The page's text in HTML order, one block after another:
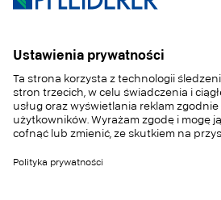
PRODUKTY
ZASTOSOWANIA
SUSTAINABILITY
REFERENCJE